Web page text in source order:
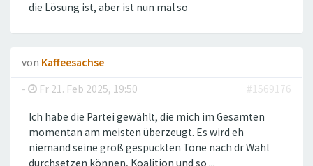
die Lösung ist, aber ist nun mal so
von Kaffeesachse
-
Fr 21. Feb 2025, 19:50 #1569176
Ich habe die Partei gewählt, die mich im Gesamten
momentan am meisten überzeugt. Es wird eh
niemand seine groß gespuckten Töne nach dr Wahl
durchsetzen können, Koalition und so ...